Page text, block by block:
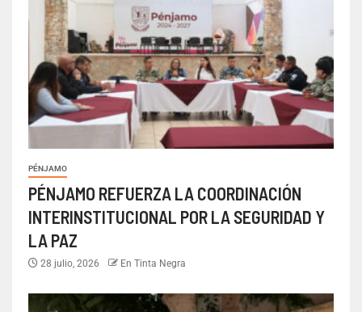
PÉNJAMO
PÉNJAMO REFUERZA LA COORDINACIÓN
INTERINSTITUCIONAL POR LA SEGURIDAD Y
LA PAZ
28 julio, 2026 En Tinta Negra